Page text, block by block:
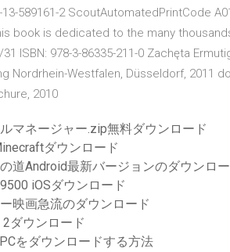
13-589161-2 ScoutAutomatedPrintCode
book is dedicated to the many
ISBN: 978-3-86335-211-0 Zachęta
Nordrhein-Westfalen, Düsseldorf, 2011
2010
マネージャー.zip無料ダウンロード
ダウンロード
道Android最新バージョンのダウンロ
iOSダウンロード
映画急流のダウンロード
2ダウンロード
をダウンロードする方法